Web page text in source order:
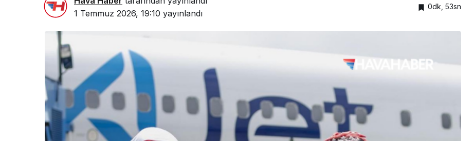
1 Temmuz 2026, 19:10 yayınlandı
0dk, 53sn